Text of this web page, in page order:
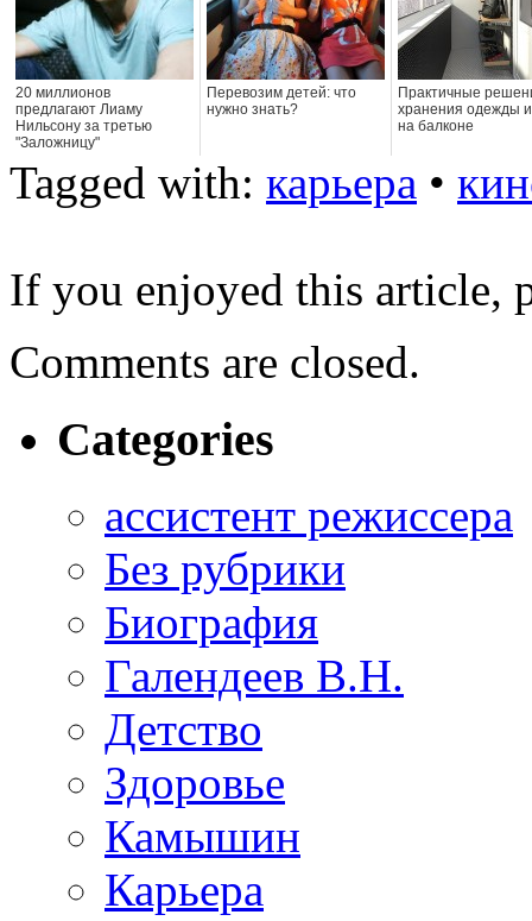
20 миллионов
предлагают Лиаму
Нильсону за третью
"Заложницу"
Перевозим детей: что
нужно знать?
Практичные
хранения одежды
на балконе
Tagged with: карьера •
If you enjoyed this article,
Comments are closed.
Categories
ассистент режиссера
Без рубрики
Биография
Галендеев В.Н.
Детство
Здоровье
Камышин
Карьера